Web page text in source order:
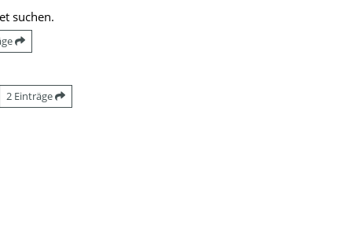
suchen.
2 Einträge